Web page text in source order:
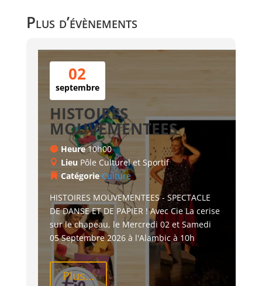
Plus d’évènements
02
septembre
HISTOIRES
MOUVEMENTEES
Heure10h00
Lieu Pôle Culturel et Sportif
Catégorie Culture
HISTOIRES MOUVEMENTEES - SPECTACLE
DE DANSE ET DE PAPIER ! Avec Cie La cerise
sur le chapeau, le Mercredi 02 et Samedi
05 Septembre 2026 à l'Alambic à 10h
Plus...